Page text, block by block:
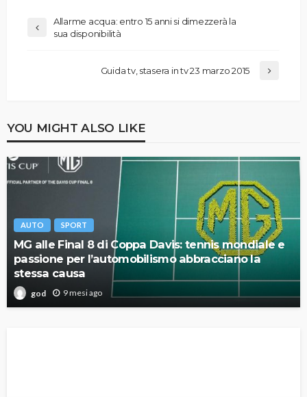
Allarme acqua: entro 15 anni si dimezzerà la
sua disponibilità
Guida tv, stasera in tv 23 marzo 2015
YOU MIGHT ALSO LIKE
AUTO SPORT
MG alle Final 8 di Coppa Davis: tennis mondiale e
passione per l’automobilismo abbracciano la
stessa causa
god 9 mesi ago